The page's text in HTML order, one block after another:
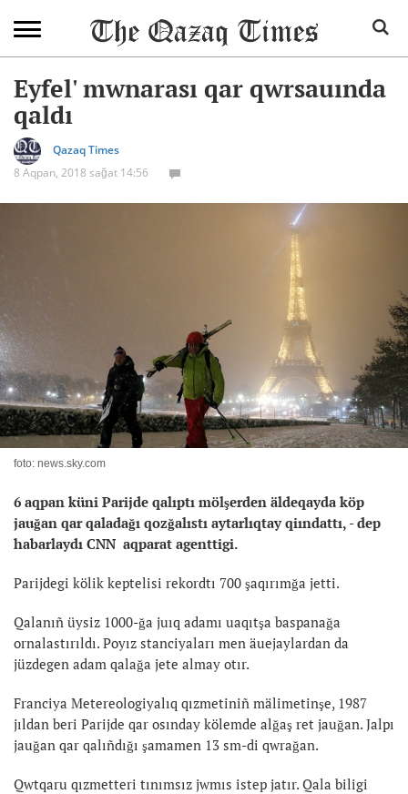
Eyfel' mwnarası qar qwrsauında
qaldı
Qazaq Times
8 Aqpan, 2018 sağat 14:56
foto: news.sky.com
6 aqpan küni Parijde qalıptı mölşerden äldeqayda köp
jauğan qar qaladağı qozğalıstı aytarlıqtay qiındattı, - dep
habarlaydı CNN aqparat agenttigi.
Parijdegi kölik keptelisi rekordtı 700 şaqırımğa jetti.
Qalanıñ üysiz 1000-ğa juıq adamı uaqıtşa baspanağa
ornalastırıldı. Poyız stanciyaları men äuejaylardan da
jüzdegen adam qalağa jete almay otır.
Franciya Metereologiyalıq qızmetiniñ mälimetinşe, 1987
jıldan beri Parijde qar osınday kölemde alğaş ret jauğan. Jalpı
jauğan qar qalıñdığı şamamen 13 sm-di qwrağan.
Qwtqaru qızmetteri tınımsız jwmıs istep jatır. Qala biligi